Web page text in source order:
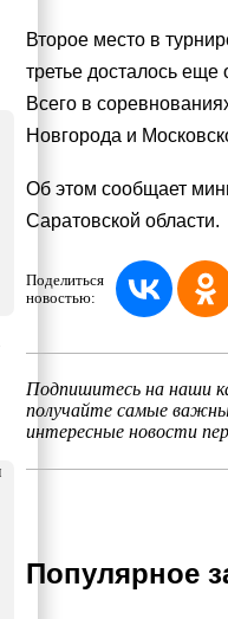
Второе место в
третье досталось
Всего в
Новгорода и
Об этом сообщает
Саратовской области.
Поделиться
новостью:
Подпишитесь на наши
получайте самые
интересные новости
Популярное